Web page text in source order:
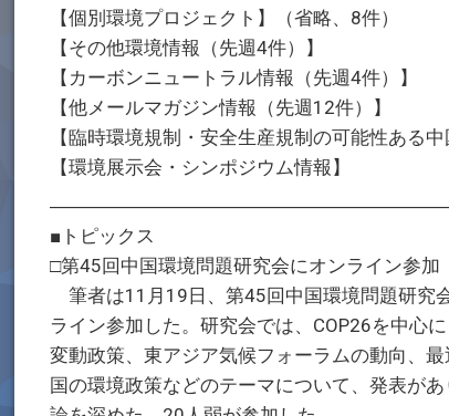
【個別環境プロジェクト】（省略、8件）
【その他環境情報（先週4件）】
【カーボンニュートラル情報（先週4件）】
【他メールマガジン情報（先週12件）】
【臨時環境規制・安全生産規制の可能性ある中
【環境展示会・シンポジウム情報】
■トピックス
□第45回中国環境問題研究会にオンライン参加
筆者は11月19日、第45回中国環境問題研究
ライン参加した。研究会では、COP26を中心
変動政策、東アジア気候フォーラムの動向、最
国の環境政策などのテーマについて、発表が